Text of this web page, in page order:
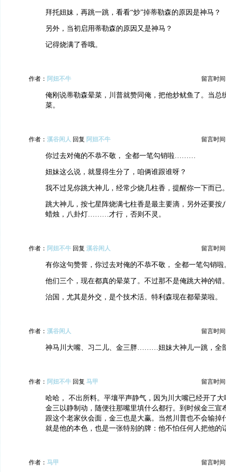
拜托妞妹，再跳一跳，看看“炒”掉蒂勒森的原因是神马？
另外，当初启用蒂勒森的原因又是神马？
记得烧满了香哦。
作者： 阿妞不牛 留言时间
俺刚说蒂勒森晕菜，川普就赞同俺，把他炒鱿鱼了。当总
菜。
作者： 溪谷闲人 回复 阿妞不牛 留言时间
你过去对俺的不恭不敬， 全都一笔勾销啦………
妞妹这么说，就显得生分了，咱俩谁跟谁呀？
我不过见你跳大神儿，经常少烧几柱香，提醒你一下而已
跳大神儿，按七星阵烧满七柱香是最主要滴，另外还要按
蜡烛，八卦灯………才行，否则不灵。
作者： 阿妞不牛 回复 溪谷闲人 留言时间
有你这句赞誉，你过去对俺的不恭不敬， 全都一笔勾销啦
他们三个，现在都真的晕菜了。不过那不是俺跳大神的错
治国，尤其是外交，是个技术活。特利森现在都晕菜啦。
作者： 溪谷闲人 留言时间
神马川大嘴、习二儿、金三胖………妞妹大神儿一跳，全
作者： 阿妞不牛 回复 马甲 留言时间
哈哈， 不出所料。平壤平声静气，因为川大嘴已经开了
金三以静制动，随便往那嘴里填什么都行。到时候金三宣
跟这个老家伙会面，金三也是大赢。当然川普也不会输掉
就是他的本色，也是一张特别的牌：他不怕任何人把他的
作者： 马甲 留言时间